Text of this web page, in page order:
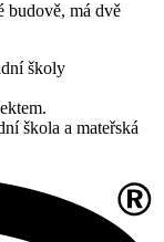
budově, má dvě
školy
škola a mateřská